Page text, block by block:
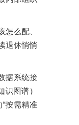
么配、
退休悄悄
据系统接
识图谱）
按需精准